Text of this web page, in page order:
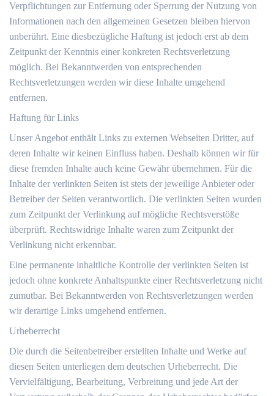
Verpflichtungen zur Entfernung oder Sperrung der Nutzung von
Informationen nach den allgemeinen Gesetzen bleiben hiervon
unberührt. Eine diesbezügliche Haftung ist jedoch erst ab dem
Zeitpunkt der Kenntnis einer konkreten Rechtsverletzung
möglich. Bei Bekanntwerden von entsprechenden
Rechtsverletzungen werden wir diese Inhalte umgehend
entfernen.
Haftung für Links
Unser Angebot enthält Links zu externen Webseiten Dritter, auf
deren Inhalte wir keinen Einfluss haben. Deshalb können wir für
diese fremden Inhalte auch keine Gewähr übernehmen. Für die
Inhalte der verlinkten Seiten ist stets der jeweilige Anbieter oder
Betreiber der Seiten verantwortlich. Die verlinkten Seiten wurden
zum Zeitpunkt der Verlinkung auf mögliche Rechtsverstöße
überprüft. Rechtswidrige Inhalte waren zum Zeitpunkt der
Verlinkung nicht erkennbar.
Eine permanente inhaltliche Kontrolle der verlinkten Seiten ist
jedoch ohne konkrete Anhaltspunkte einer Rechtsverletzung nicht
zumutbar. Bei Bekanntwerden von Rechtsverletzungen werden
wir derartige Links umgehend entfernen.
Urheberrecht
Die durch die Seitenbetreiber erstellten Inhalte und Werke auf
diesen Seiten unterliegen dem deutschen Urheberrecht. Die
Vervielfältigung, Bearbeitung, Verbreitung und jede Art der